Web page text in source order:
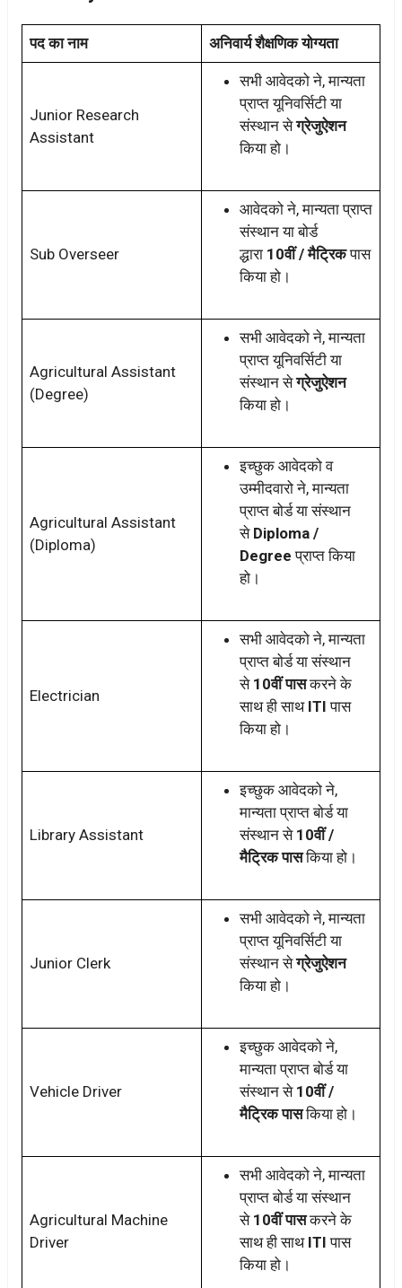
पद का नाम अनिवार्य शैक्षणिक योग्यता
Junior Research
Assistant
सभी आवेदको ने, मान्यता
प्राप्त यूनिवर्सिटी या
संस्थान सेग्रेजुऐशन
किया हो।
Sub Overseer
आवेदको ने, मान्यता प्राप्त
संस्थान या बोर्ड
द्धारा 10वीं / मैट्रिकपास
किया हो।
Agricultural Assistant
(Degree)
सभी आवेदको ने, मान्यता
प्राप्त यूनिवर्सिटी या
संस्थान सेग्रेजुऐशन
किया हो।
Agricultural Assistant
(Diploma)
इच्छुक आवेदको व
उम्मीदवारो ने, मान्यता
प्राप्त बोर्ड या संस्थान
से Diploma /
Degreeप्राप्त किया
हो।
Electrician
सभी आवेदको ने, मान्यता
प्राप्त बोर्ड या संस्थान
से 10वीं पासकरने के
साथ ही साथ ITI पास
किया हो।
Library Assistant
इच्छुक आवेदको ने,
मान्यता प्राप्त बोर्ड या
संस्थान से 10वीं /
मैट्रिक पासकिया हो।
Junior Clerk
सभी आवेदको ने, मान्यता
प्राप्त यूनिवर्सिटी या
संस्थान सेग्रेजुऐशन
किया हो।
Vehicle Driver
इच्छुक आवेदको ने,
मान्यता प्राप्त बोर्ड या
संस्थान से 10वीं /
मैट्रिक पासकिया हो।
Agricultural Machine
Driver
सभी आवेदको ने, मान्यता
प्राप्त बोर्ड या संस्थान
से 10वीं पासकरने के
साथ ही साथ ITI पास
किया हो।